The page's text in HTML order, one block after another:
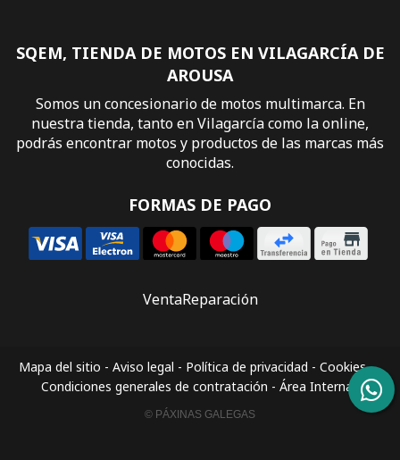
SQEM, TIENDA DE MOTOS EN VILAGARCÍA DE
AROUSA
Somos un concesionario de motos multimarca. En
nuestra tienda, tanto en Vilagarcía como la online,
podrás encontrar motos y productos de las marcas más
conocidas.
FORMAS DE PAGO
VentaReparación
Mapa del sitio - Aviso legal - Política de privacidad - Cookies-
Condiciones generales de contratación - Área Interna
© PÁXINAS GALEGAS